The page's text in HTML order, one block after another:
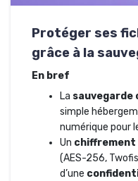
Protéger ses
grâce à la
En bref
La sauvegarde
simple
numérique pour
Un chiffrement
(AES-256,
d’une